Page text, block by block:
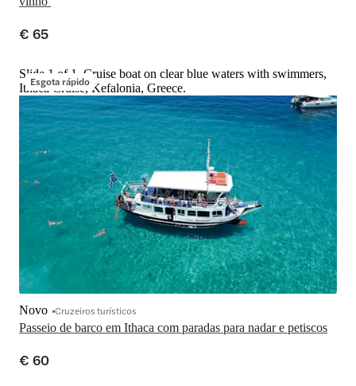
€ 65
Esgota rápido
Slide 1 of 1, Cruise boat on clear blue waters with swimmers,
Ithaca Cruise, Kefalonia, Greece.
Passeio de barco em Ithaca com paradas para nadar e petiscos
Novo Cruzeiros turísticos
€ 60